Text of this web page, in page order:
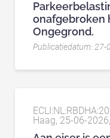
onafgebroken
Ongegrond.
Publicatiedatum: 27-
Haag, 25-06-